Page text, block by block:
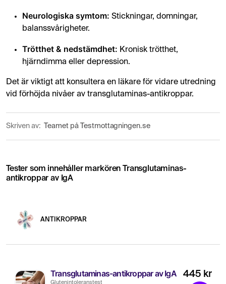
Neurologiska symtom: Stickningar, domningar,
balanssvårigheter.
Trötthet & nedstämdhet: Kronisk trötthet,
hjärndimma eller depression.
Det är viktigt att konsultera en läkare för vidare utredning
vid förhöjda nivåer av transglutaminas-antikroppar.
Skriven av: Teamet på Testmottagningen.se
Tester som innehåller markören Transglutaminas-
antikroppar av IgA
ANTIKROPPAR
Transglutaminas-antikroppar av IgA
Glutenintoleranstest
445 kr